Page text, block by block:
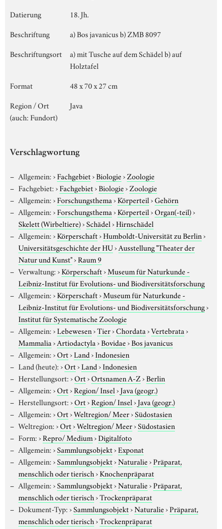
Datierung
18. Jh.
Beschriftung
a) Bos javanicus b) ZMB 8097
Beschriftungsort
a) mit Tusche auf dem Schädel b) auf
Holztafel
Format
48 x 70 x 27 cm
Region / Ort
(auch: Fundort)
Java
Verschlagwortung
Allgemein:›Fachgebiet›Biologie›Zoologie
Fachgebiet:›Fachgebiet›Biologie›Zoologie
Allgemein:›Forschungsthema›Körperteil›Gehörn
Allgemein:›Forschungsthema›Körperteil›Organ(-teil)›
Skelett (Wirbeltiere)›Schädel›Hirnschädel
Allgemein:›Körperschaft›Humboldt-Universität zu Berlin›
Universitätsgeschichte der HU›Ausstellung "Theater der
Natur und Kunst"›Raum 9
Verwaltung:›Körperschaft›Museum für Naturkunde -
Leibniz-Institut für Evolutions- und Biodiversitätsforschung
Allgemein:›Körperschaft›Museum für Naturkunde -
Leibniz-Institut für Evolutions- und Biodiversitätsforschung›
Institut für Systematische Zoologie
Allgemein:›Lebewesen›Tier›Chordata›Vertebrata›
Mammalia›Artiodactyla›Bovidae›Bos javanicus
Allgemein:›Ort›Land›Indonesien
Land (heute):›Ort›Land›Indonesien
Herstellungsort:›Ort›Ortsnamen A-Z›Berlin
Allgemein:›Ort›Region/ Insel›Java (geogr.)
Herstellungsort:›Ort›Region/ Insel›Java (geogr.)
Allgemein:›Ort›Weltregion/ Meer›Südostasien
Weltregion:›Ort›Weltregion/ Meer›Südostasien
Form:›Repro/ Medium›Digitalfoto
Allgemein:›Sammlungsobjekt›Exponat
Allgemein:›Sammlungsobjekt›Naturalie›Präparat,
menschlich oder tierisch›Knochenpräparat
Allgemein:›Sammlungsobjekt›Naturalie›Präparat,
menschlich oder tierisch›Trockenpräparat
Dokument-Typ:›Sammlungsobjekt›Naturalie›Präparat,
menschlich oder tierisch›Trockenpräparat